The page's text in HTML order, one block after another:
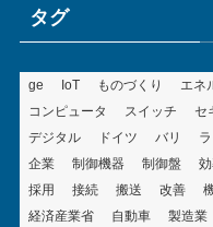
ータグ
ge IoT ものづくり エネ
コンピュータ
スイッチ セ
デジタル
ドイツ バリ
企業
制御機器 制御盤
採用
接続 搬送 改善
経済産業省
自動車 製造業